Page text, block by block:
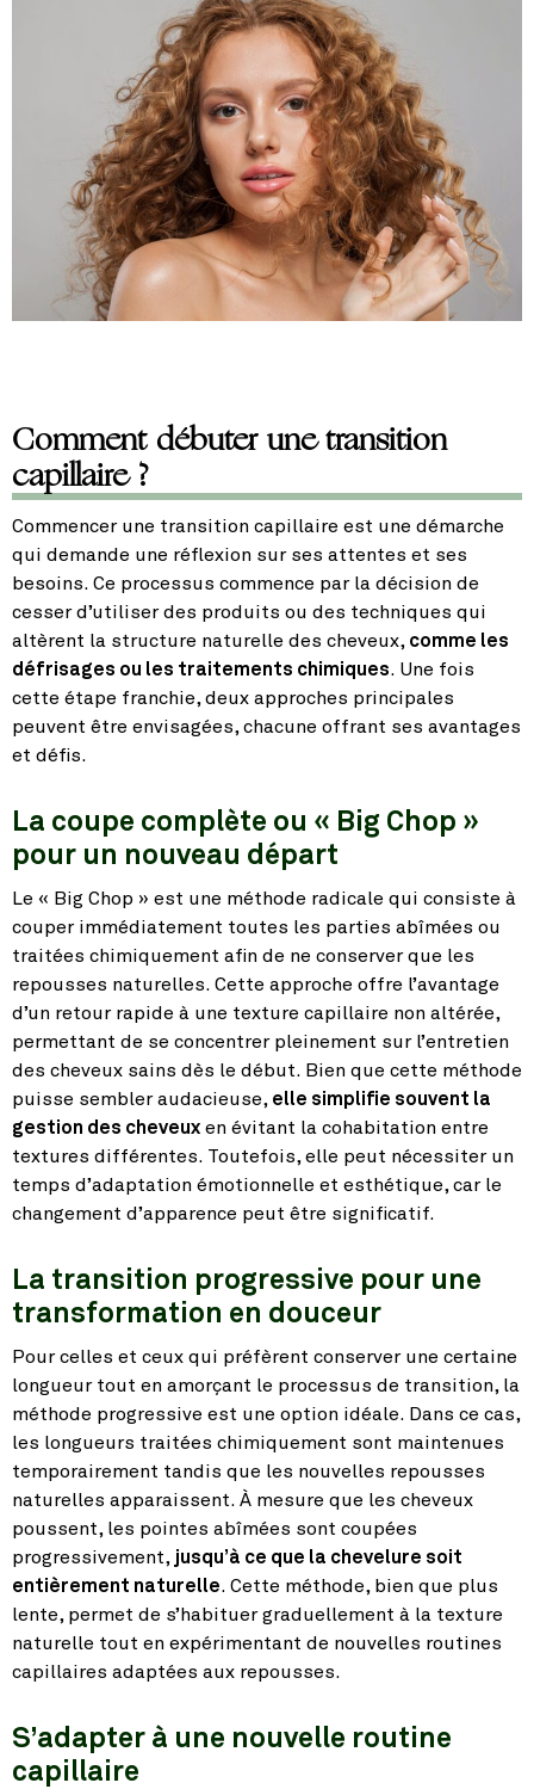
Comment débuter une transition
capillaire ?
Commencer une transition capillaire est une démarche
qui demande une réflexion sur ses attentes et ses
besoins. Ce processus commence par la décision de
cesser d’utiliser des produits ou des techniques qui
altèrent la structure naturelle des cheveux, comme les
défrisages ou les traitements chimiques. Une fois
cette étape franchie, deux approches principales
peuvent être envisagées, chacune offrant ses avantages
et défis.
La coupe complète ou « Big Chop »
pour un nouveau départ
Le « Big Chop » est une méthode radicale qui consiste à
couper immédiatement toutes les parties abîmées ou
traitées chimiquement afin de ne conserver que les
repousses naturelles. Cette approche offre l’avantage
d’un retour rapide à une texture capillaire non altérée,
permettant de se concentrer pleinement sur l’entretien
des cheveux sains dès le début. Bien que cette méthode
puisse sembler audacieuse, elle simplifie souvent la
gestion des cheveux en évitant la cohabitation entre
textures différentes. Toutefois, elle peut nécessiter un
temps d’adaptation émotionnelle et esthétique, car le
changement d’apparence peut être significatif.
La transition progressive pour une
transformation en douceur
Pour celles et ceux qui préfèrent conserver une certaine
longueur tout en amorçant le processus de transition, la
méthode progressive est une option idéale. Dans ce cas,
les longueurs traitées chimiquement sont maintenues
temporairement tandis que les nouvelles repousses
naturelles apparaissent. À mesure que les cheveux
poussent, les pointes abîmées sont coupées
progressivement, jusqu’à ce que la chevelure soit
entièrement naturelle. Cette méthode, bien que plus
lente, permet de s’habituer graduellement à la texture
naturelle tout en expérimentant de nouvelles routines
capillaires adaptées aux repousses.
S’adapter à une nouvelle routine
capillaire